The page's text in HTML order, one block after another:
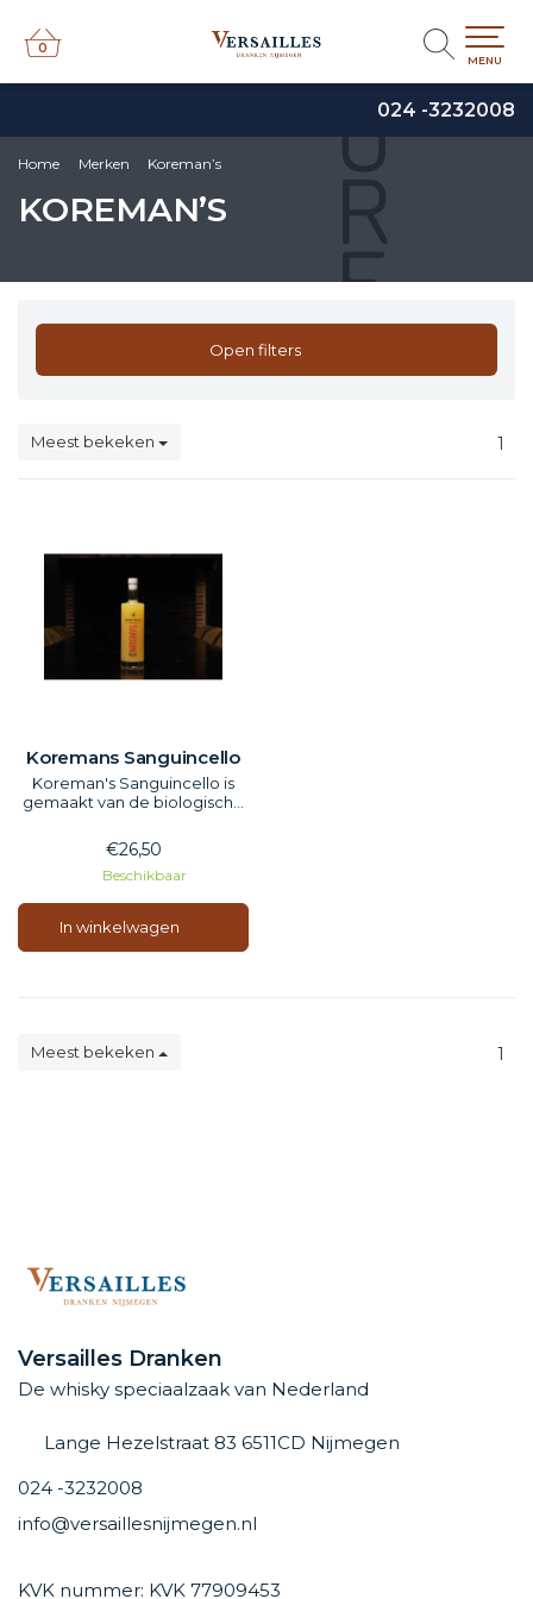
024 -3232008
0
0
MENU
Home Merken Koreman’s
KOREMAN’S
Open filters
Meest bekeken 1
Koremans Sanguincello
Koreman's Sanguincello is
gemaakt van de biologische
Sanguinello. De frisse smaak
van het sappige dieprode
vruchtvlees en de intense
uniek. Koreman's
Sanguincello is net zo vol en
€26,50
Beschikbaar
In winkelwagen
Meest bekeken 1
Versailles Dranken
De whisky speciaalzaak van Nederland
Lange Hezelstraat 83 6511CD Nijmegen
024 -3232008
info@versaillesnijmegen.nl
KVK nummer: KVK 77909453